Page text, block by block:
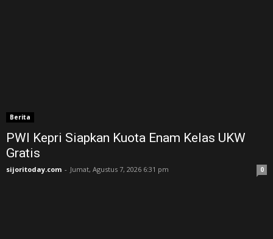
Berita
PWI Kepri Siapkan Kuota Enam Kelas UKW
Gratis
sijoritoday.com - Jumat, Agustus 7, 2026 6:31 pm 0